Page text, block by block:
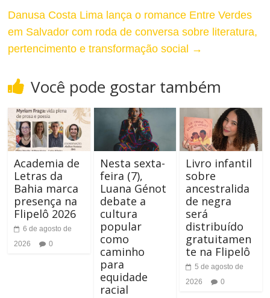
o
n
r
a
s
t
n
h
d
a
F
Danusa Costa Lima lança o romance Entre Verdes
em Salvador com roda de conversa sobre literatura,
pertencimento e transformação social →
Você pode gostar também
Academia de
Letras da
Bahia marca
presença na
Flipelô 2026
6 de agosto de
2026
0
Nesta sexta-
feira (7),
Luana Génot
debate a
cultura
popular
como
caminho
para
equidade
racial
Livro infantil
sobre
ancestralida
de negra
será
distribuído
gratuitamen
te na Flipelô
5 de agosto de
2026
0